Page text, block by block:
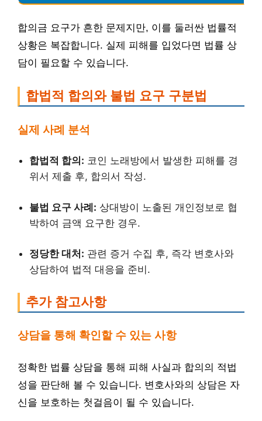
합의금 요구가 흔한 문제지만, 이를 둘러싼 법률적
상황은 복잡합니다. 실제 피해를 입었다면 법률 상
담이 필요할 수 있습니다.
합법적 합의와 불법 요구 구분법
실제 사례 분석
합법적 합의: 코인 노래방에서 발생한 피해를 경
위서 제출 후, 합의서 작성.
불법 요구 사례: 상대방이 노출된 개인정보로 협
박하여 금액 요구한 경우.
정당한 대처: 관련 증거 수집 후, 즉각 변호사와
상담하여 법적 대응을 준비.
추가 참고사항
상담을 통해 확인할 수 있는 사항
정확한 법률 상담을 통해 피해 사실과 합의의 적법
성을 판단해 볼 수 있습니다. 변호사와의 상담은 자
신을 보호하는 첫걸음이 될 수 있습니다.